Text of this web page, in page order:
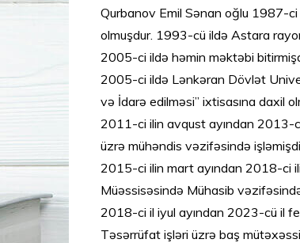
Qurbanov Emil Sənan oğlu 1987-
olmuşdur. 1993-cü ildə Astara
2005-ci ildə həmin məktəbi
2005-ci ildə Lənkəran Dövlət
və İdarə edilməsi” ixtisasına daxil
2011-ci ilin avqust ayından 2013-
üzrə mühəndis vəzifəsində
2015-ci ilin mart ayından 2018-ci
Müəssisəsində Mühasib vəzifəsində
2018-ci il iyul ayından 2023-cü il
Təsərrüfat işləri üzrə baş